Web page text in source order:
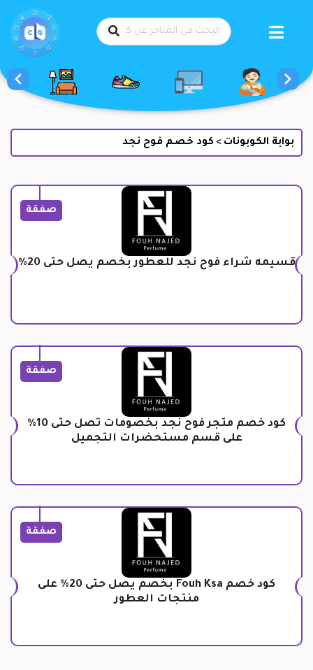
بوابة الكوبونات > كود خصم فوح نجد
صفقة
قسيمه شراء فوح نجد للعطور بخصم يصل حتى 20%
صفقة
كود خصم متجر فوح نجد بخصومات تصل حتى 10%
على قسم مستحضرات التجميل
صفقة
كود خصم Fouh Ksa بخصم يصل حتى 20% على
منتجات العطور